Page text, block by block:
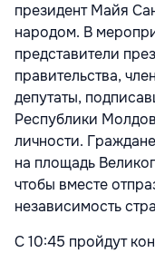
президент Майя
народом. В
представители
правительства,
депутаты,
Республики
личности.
на площадь
чтобы вместе
независимость
С 10:45 пройдут